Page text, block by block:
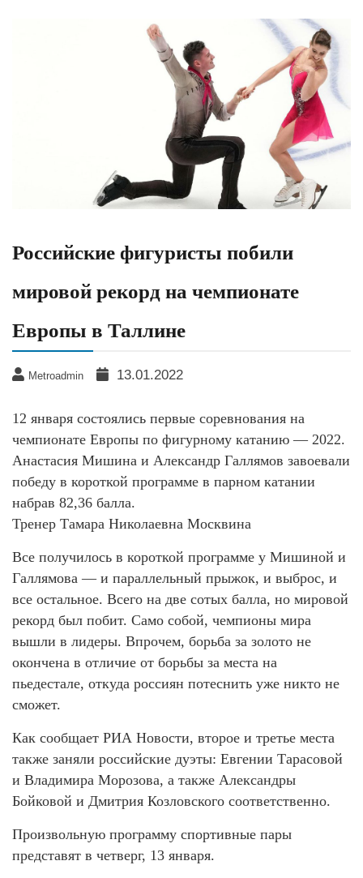
Российские фигуристы побили
мировой рекорд на чемпионате
Европы в Таллине
Metroadmin 13.01.2022
12 января состоялись первые соревнования на
чемпионате Европы по фигурному катанию — 2022.
Анастасия Мишина и Александр Галлямов завоевали
победу в короткой программе в парном катании
набрав 82,36 балла.
Тренер Тамара Николаевна Москвина
Все получилось в короткой программе у Мишиной и
Галлямова — и параллельный прыжок, и выброс, и
все остальное. Всего на две сотых балла, но мировой
рекорд был побит. Само собой, чемпионы мира
вышли в лидеры. Впрочем, борьба за золото не
окончена в отличие от борьбы за места на
пьедестале, откуда россиян потеснить уже никто не
сможет.
Как сообщает РИА Новости, второе и третье места
также заняли российские дуэты: Евгении Тарасовой
и Владимира Морозова, а также Александры
Бойковой и Дмитрия Козловского соответственно.
Произвольную программу спортивные пары
представят в четверг, 13 января.